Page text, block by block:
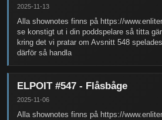
2025-11-13
Alla shownotes finns på https://
se konstigt ut i din poddspelare så titta
kring det vi pratar om Avsnitt 548
därför så handla
ELPOIT #547 - Flåsbåge
2025-11-06
Alla shownotes finns på https://